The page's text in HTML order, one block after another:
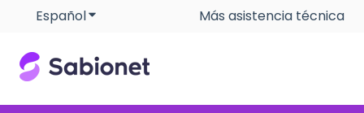
EspañolTraducciones de Mostrar submenú de
Más asistencia técnica